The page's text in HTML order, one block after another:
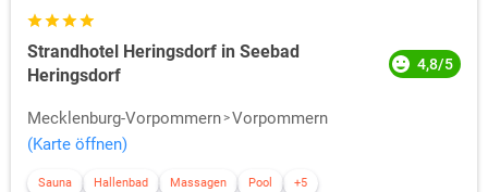
Strandhotel Heringsdorf in Seebad
Heringsdorf
4,8/5
Mecklenburg-Vorpommern Vorpommern
(Karte öffnen)
Sauna Hallenbad Massagen Pool +5